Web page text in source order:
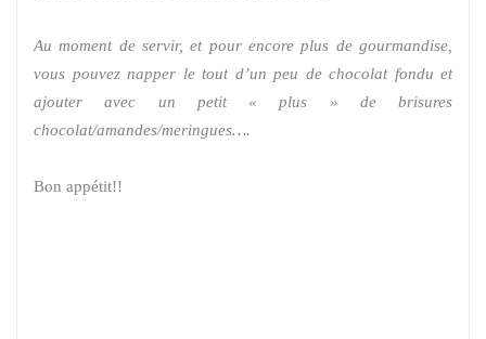
Au moment de servir, et pour encore plus de gourmandise,
vous pouvez napper le tout d’un peu de chocolat fondu et
ajouter avec un petit « plus » de brisures
chocolat/amandes/meringues….
Bon appétit!!